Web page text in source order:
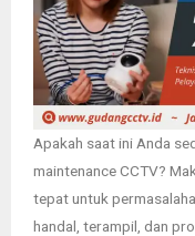
Apakah saat ini Anda
maintenance CCTV?
tepat untuk
handal, terampil, dan